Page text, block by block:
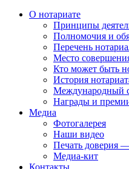
О нотариате
Принципы
Полномочия и
Перечень
Место
Кто может быть
История
Международный
Награды и
Медиа
Фотогалерея
Наши видео
Печать доверия
Медиа-кит